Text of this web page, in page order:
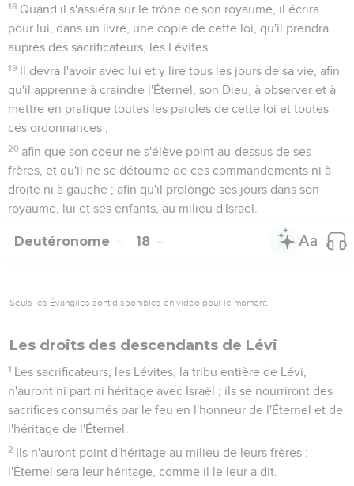
18 Quand il s'assiéra sur le trône de son royaume, il écrira
pour lui, dans un livre, une copie de cette loi, qu'il prendra
auprès des sacrificateurs, les Lévites.
19 Il devra l'avoir avec lui et y lire tous les jours de sa vie, afin
qu'il apprenne à craindre l'Éternel, son Dieu, à observer et à
mettre en pratique toutes les paroles de cette loi et toutes
ces ordonnances ;
20 afin que son coeur ne s'élève point au-dessus de ses
frères, et qu'il ne se détourne de ces commandements ni à
droite ni à gauche ; afin qu'il prolonge ses jours dans son
royaume, lui et ses enfants, au milieu d'Israël.
Deutéronome 18
Seuls les Évangiles sont disponibles en vidéo pour le moment.
Les droits des descendants de Lévi
1 Les sacrificateurs, les Lévites, la tribu entière de Lévi,
n'auront ni part ni héritage avec Israël ; ils se nourriront des
sacrifices consumés par le feu en l'honneur de l'Éternel et de
l'héritage de l'Éternel.
2 Ils n'auront point d'héritage au milieu de leurs frères :
l'Éternel sera leur héritage, comme il le leur a dit.